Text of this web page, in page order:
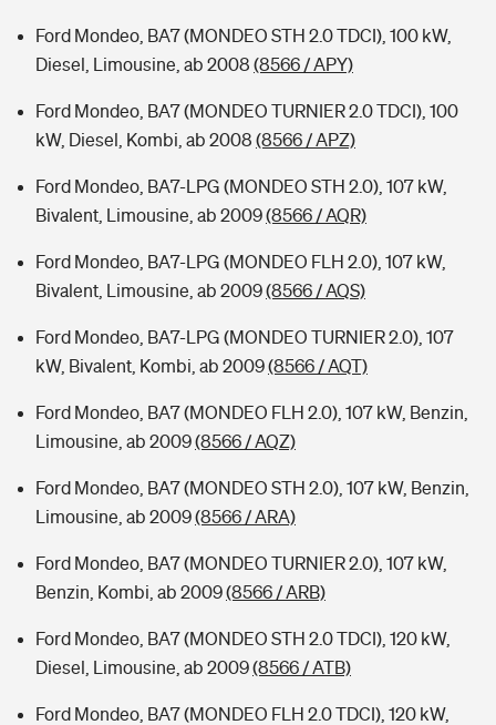
Ford Mondeo, BA7 (MONDEO STH 2.0 TDCI), 100 kW,
Diesel, Limousine, ab 2008 (8566 / APY)
Ford Mondeo, BA7 (MONDEO TURNIER 2.0 TDCI), 100
kW, Diesel, Kombi, ab 2008 (8566 / APZ)
Ford Mondeo, BA7-LPG (MONDEO STH 2.0), 107 kW,
Bivalent, Limousine, ab 2009(8566 / AQR)
Ford Mondeo, BA7-LPG (MONDEO FLH 2.0), 107 kW,
Bivalent, Limousine, ab 2009(8566 / AQS)
Ford Mondeo, BA7-LPG (MONDEO TURNIER 2.0), 107
kW, Bivalent, Kombi, ab 2009(8566 / AQT)
Ford Mondeo, BA7 (MONDEO FLH 2.0), 107 kW, Benzin,
Limousine, ab 2009(8566 / AQZ)
Ford Mondeo, BA7 (MONDEO STH 2.0), 107 kW, Benzin,
Limousine, ab 2009(8566 / ARA)
Ford Mondeo, BA7 (MONDEO TURNIER 2.0), 107 kW,
Benzin, Kombi, ab 2009(8566 / ARB)
Ford Mondeo, BA7 (MONDEO STH 2.0 TDCI), 120 kW,
Diesel, Limousine, ab 2009(8566 / ATB)
Ford Mondeo, BA7 (MONDEO FLH 2.0 TDCI), 120 kW,